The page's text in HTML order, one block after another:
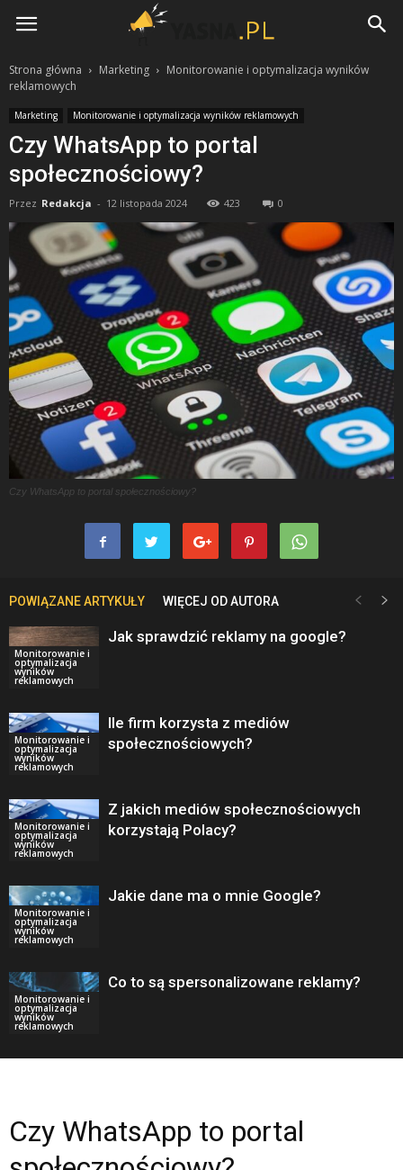
Yasna.pl
Strona główna Marketing
Monitorowanie i optymalizacja wyników
reklamowych
Marketing Monitorowanie i optymalizacja wyników reklamowych
Czy WhatsApp to portal
społecznościowy?
Przez Redakcja - 12 listopada 2024 423 0
Czy WhatsApp to portal społecznościowy?
POWIĄZANE ARTYKUŁY WIĘCEJ OD AUTORA
Monitorowanie i
optymalizacja
wyników
reklamowych
Jak sprawdzić reklamy na google?
Monitorowanie i
optymalizacja
wyników
reklamowych
Ile firm korzysta z mediów
społecznościowych?
Monitorowanie i
optymalizacja
wyników
reklamowych
Z jakich mediów społecznościowych
korzystają Polacy?
Monitorowanie i
optymalizacja
wyników
reklamowych
Jakie dane ma o mnie Google?
Monitorowanie i
optymalizacja
wyników
reklamowych
Co to są spersonalizowane reklamy?
Czy WhatsApp to portal